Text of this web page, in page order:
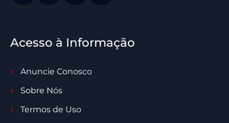
Acesso à Informação
Anuncie Conosco
Sobre Nós
Termos de Uso